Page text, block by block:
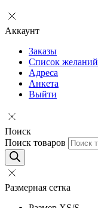
Аккаунт
Заказы
Список желаний
Адреса
Анкета
Выйти
Поиск
Поиск товаров
Размерная сетка